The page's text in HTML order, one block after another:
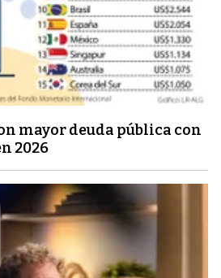
mayor deuda pública con
2026